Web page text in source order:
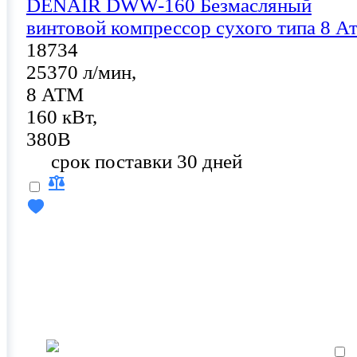
DENAIR DWW-160 Безмасляный
винтовой компрессор сухого типа 8
18734
25370 л/мин,
8 АТМ
160 кВт,
380В
срок поставки 30 дней